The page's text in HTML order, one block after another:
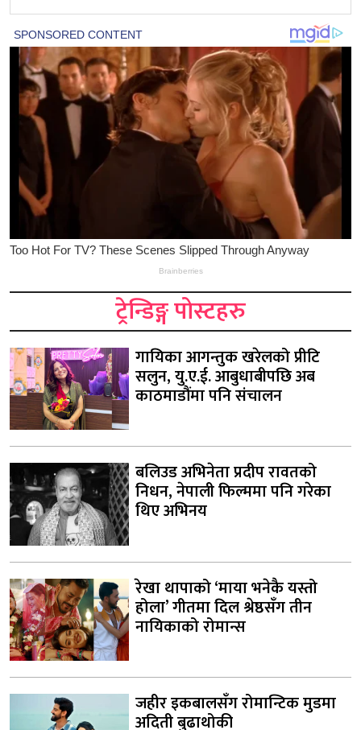
ट्रेन्डिङ्ग पोस्टहरु
गायिका आगन्तुक खरेलको प्रीटि
सलुन, यु.ए.ई. आबुधाबीपछि अब
काठमाडौंमा पनि संचालन
बलिउड अभिनेता प्रदीप रावतको
निधन, नेपाली फिल्ममा पनि गरेका
थिए अभिनय
रेखा थापाको ‘माया भनेकै यस्तो
होला’ गीतमा दिल श्रेष्ठसँग तीन
नायिकाको रोमान्स
जहीर इकबालसँग रोमान्टिक मुडमा
अदिती बुढाथोकी